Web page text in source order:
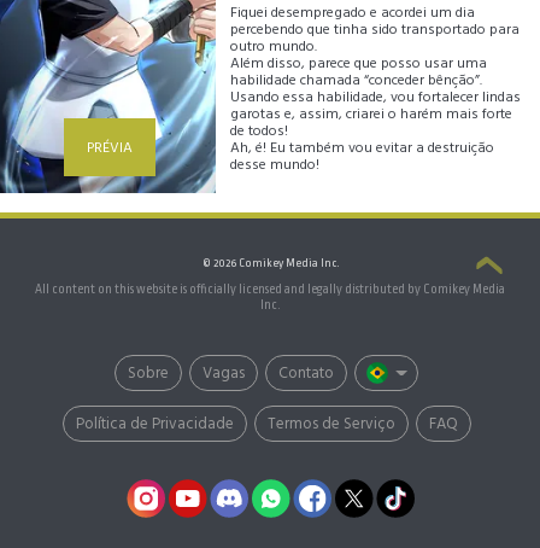
PRÉVIA
Fiquei desempregado e acordei um dia
percebendo que tinha sido transportado para
outro mundo.
Além disso, parece que posso usar uma
habilidade chamada “conceder bênção”.
Usando essa habilidade, vou fortalecer lindas
garotas e, assim, criarei o harém mais forte
de todos!
Ah, é! Eu também vou evitar a destruição
desse mundo!
© 2026 Comikey Media Inc.
All content on this website is officially licensed and legally distributed by Comikey Media
Inc.
Sobre
Vagas
Política de Privacidade
Termos de Serviço FAQ
Contato